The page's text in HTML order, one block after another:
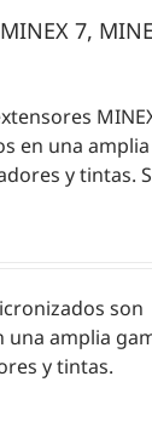
7,
en una
y tintas.
son
amplia
y tintas.